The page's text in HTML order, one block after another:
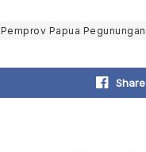
Pemprov Papua Pegunungan
Share